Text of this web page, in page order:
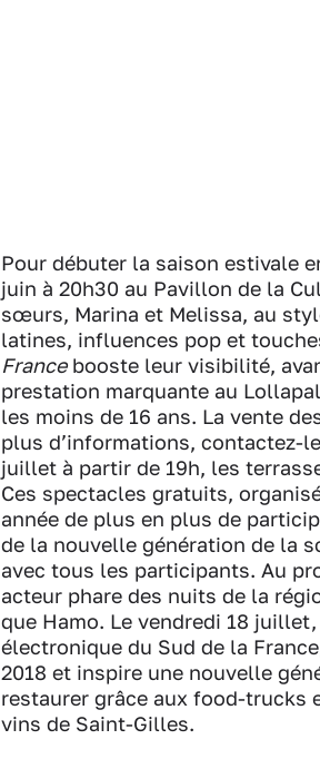
Pour débuter la saison estivale
juin à 20h30 au Pavillon de la
sœurs, Marina et Melissa, au
latines, influences pop et
Francebooste leur visibilité,
prestation marquante au
les moins de 16 ans. La vente
plus d’informations, contactez-
juillet à partir de 19h, les
Ces spectacles gratuits,
année de plus en plus de
de la nouvelle génération de la
avec tous les participants. Au
acteur phare des nuits de la
que Hamo. Le vendredi 18
électronique du Sud de la
2018 et inspire une nouvelle
restaurer grâce aux food-trucks
vins de Saint-Gilles.